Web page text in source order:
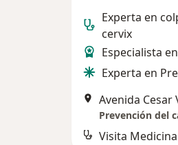
Experta en
cervix
Especialista
Experta en
Avenida Cesar
Prevención del
Visita